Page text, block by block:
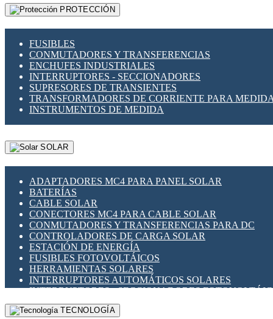
PROTECCIÓN
FUSIBLES
CONMUTADORES Y TRANSFERENCIAS
ENCHUFES INDUSTRIALES
INTERRUPTORES - SECCIONADORES
SUPRESORES DE TRANSIENTES
TRANSFORMADORES DE CORRIENTE PARA
INSTRUMENTOS DE MEDIDA
SOLAR
ADAPTADORES MC4 PARA PANEL SOLAR
BATERÍAS
CABLE SOLAR
CONECTORES MC4 PARA CABLE SOLAR
CONMUTADORES Y TRANSFERENCIAS PARA DC
CONTROLADORES DE CARGA SOLAR
ESTACIÓN DE ENERGÍA
FUSIBLES FOTOVOLTÁICOS
HERRAMIENTAS SOLARES
INTERRUPTORES AUTOMÁTICOS SOLARES
INTERRUPTORES - SECCIONADORES
MONTAJE PANEL SOLAR
PORTA FUSIBLES Y SECCIONADORES
TECNOLOGÍA